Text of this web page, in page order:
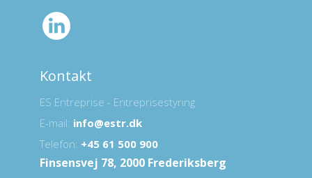
​
Ko​nt​akt
ES Entreprise - Entreprisestyring
E-mail: info@estr.dk
Telefon: +45 61 500 900
Finsensvej 78, 2000 Frederiksberg